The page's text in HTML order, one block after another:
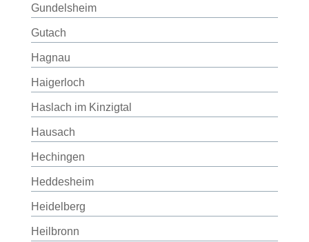
Gundelsheim
Gutach
Hagnau
Haigerloch
Haslach im Kinzigtal
Hausach
Hechingen
Heddesheim
Heidelberg
Heilbronn